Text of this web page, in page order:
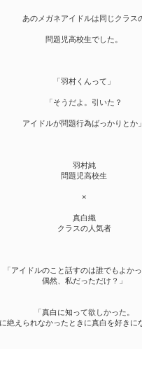
あのメガネアイドルは同じクラス
問題児高校生でした。
「羽村くんって」
「そうだよ。引いた？
アイドルが問題行為ばっかりとか」
羽村純
問題児高校生
×
真白織
クラスの人気者
「アイドルのこと話すのは誰でもよか
偶然、私だっただけ？」
「真白に知って欲しかった。
絶えられなかったときに真白を好きに